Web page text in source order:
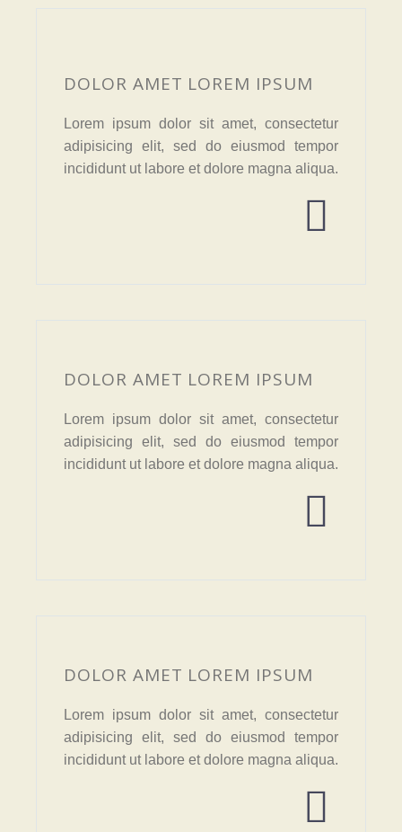
DOLOR AMET LOREM IPSUM
Lorem ipsum dolor sit amet, consectetur
adipisicing elit, sed do eiusmod tempor
incididunt ut labore et dolore magna aliqua.


DOLOR AMET LOREM IPSUM
Lorem ipsum dolor sit amet, consectetur
adipisicing elit, sed do eiusmod tempor
incididunt ut labore et dolore magna aliqua.


DOLOR AMET LOREM IPSUM
Lorem ipsum dolor sit amet, consectetur
adipisicing elit, sed do eiusmod tempor
incididunt ut labore et dolore magna aliqua.

